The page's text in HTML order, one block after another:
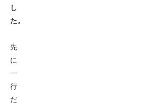
し
た。
先
に
一
行
だ